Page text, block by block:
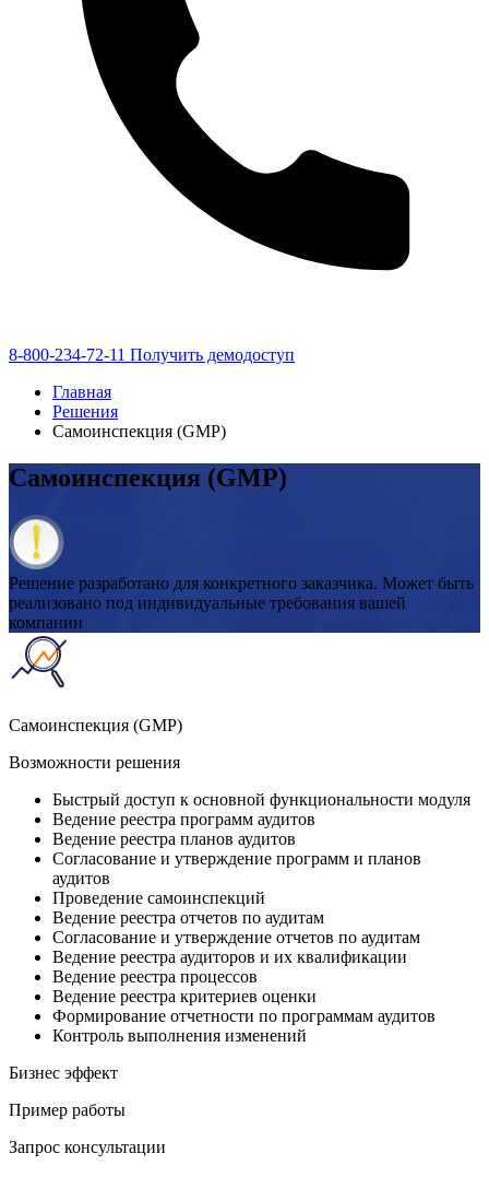
8-800-234-72-11 Получить демодоступ
Главная
Решения
Самоинспекция (GMP)
Cамоинспекция (GMP)
Решение разработано для конкретного заказчика. Может быть
реализовано под индивидуальные требования вашей
компании
Cамоинспекция (GMP)
Возможности решения
Быстрый доступ к основной функциональности модуля
Ведение реестра программ аудитов
Ведение реестра планов аудитов
Согласование и утверждение программ и планов
аудитов
Проведение самоинспекций
Ведение реестра отчетов по аудитам
Согласование и утверждение отчетов по аудитам
Ведение реестра аудиторов и их квалификации
Ведение реестра процессов
Ведение реестра критериев оценки
Формирование отчетности по программам аудитов
Контроль выполнения изменений
Бизнес эффект
Пример работы
Запрос консультации